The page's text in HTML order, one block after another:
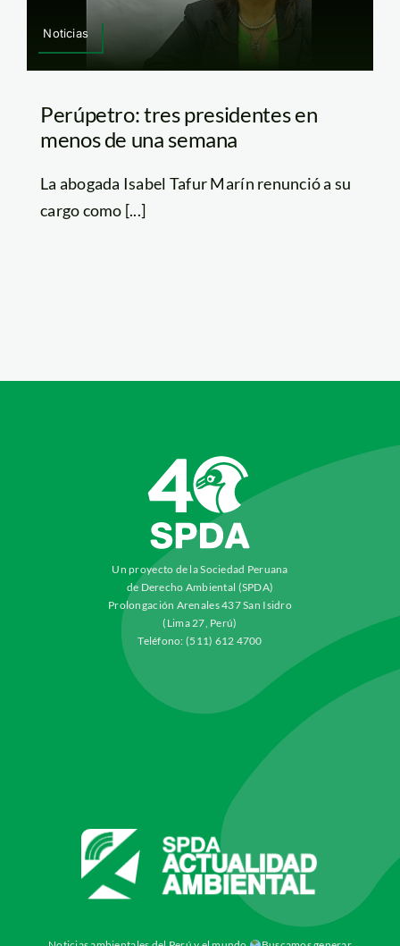
Noticias
Perúpetro: tres presidentes en
menos de una semana
La abogada Isabel Tafur Marín renunció a su
cargo como [...]
Un proyecto de la Sociedad Peruana
de Derecho Ambiental (SPDA)
Prolongación Arenales 437 San Isidro
(Lima 27, Perú)
Teléfono: (511) 612 4700